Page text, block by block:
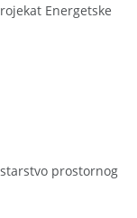
Energetske
prostornog